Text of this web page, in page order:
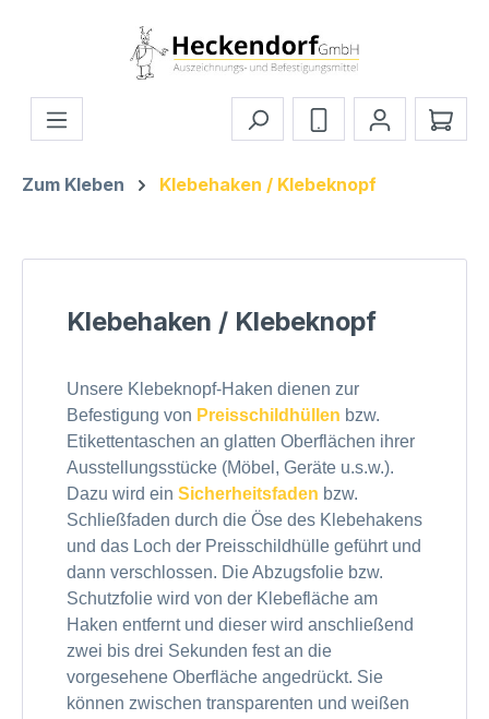
Zum Hauptinhalt springen
Zum Kleben Klebehaken / Klebeknopf
Klebehaken / Klebeknopf
Unsere Klebeknopf-Haken dienen zur
Befestigung von Preisschildhüllen bzw.
Etikettentaschen an glatten Oberflächen ihrer
Ausstellungsstücke (Möbel, Geräte u.s.w.).
Dazu wird ein Sicherheitsfaden bzw.
Schließfaden durch die Öse des Klebehakens
und das Loch der Preisschildhülle geführt und
dann verschlossen. Die Abzugsfolie bzw.
Schutzfolie wird von der Klebefläche am
Haken entfernt und dieser wird anschließend
zwei bis drei Sekunden fest an die
vorgesehene Oberfläche angedrückt. Sie
können zwischen transparenten und weißen